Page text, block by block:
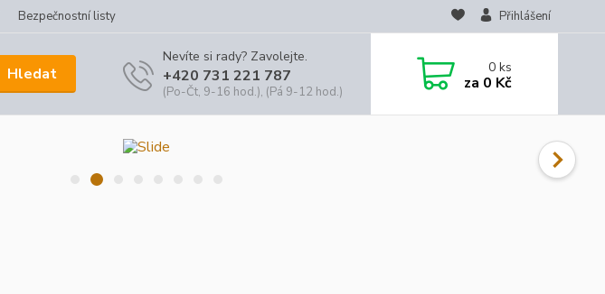
Bezpečnostní listy Přihlášení
Hledat
Nevíte si rady? Zavolejte.
+420 731 221 787
(Po-Čt, 9-16 hod.), (Pá 9-12 hod.)
0ks
za 0 Kč